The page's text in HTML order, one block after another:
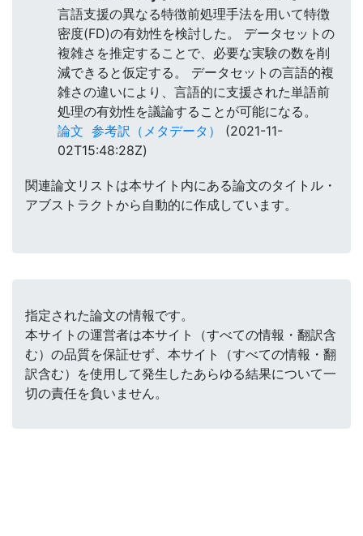
言語支援の異なる特徴前処理手法を用いて特徴
密度(FD)の有効性を検討した。 データセットの
複雑さを推定することで、必要な実験の数を削
減できると仮定する。 データセットの言語的複
雑さの違いにより、言語的に支援された単語前
処理の有効性を議論することが可能になる。
論文 参考訳（メタデータ）
(2021-11-
02T15:48:28Z)
関連論文リストは本サイト内にある論文のタイトル・
アブストラクトから自動的に作成しています。
指定された論文の情報です。
本サイトの運営者は本サイト（すべての情報・翻訳含
む）の品質を保証せず、本サイト（すべての情報・翻
訳含む）を使用して発生したあらゆる結果について一
切の責任を負いません。